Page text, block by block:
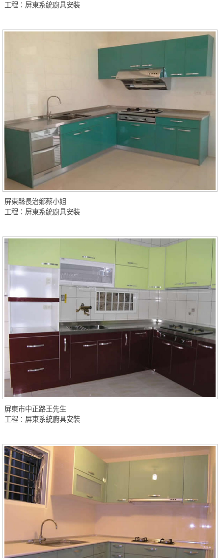
工程：屏東系統廚具安裝
屏東縣長治鄉蔡小姐
工程：屏東系統廚具安裝
屏東市中正路王先生
工程：屏東系統廚具安裝